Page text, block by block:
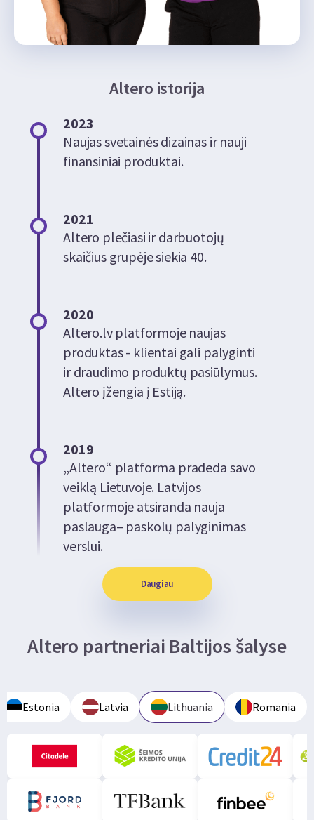
Altero istorija
2023
Naujas svetainės dizainas ir nauji
finansiniai produktai.
2021
Altero plečiasi ir darbuotojų
skaičius grupėje siekia 40.
2020
Altero.lv platformoje naujas
produktas - klientai gali palyginti
ir draudimo produktų pasiūlymus.
Altero įžengia į Estiją.
2019
„Altero“ platforma pradeda savo
veiklą Lietuvoje. Latvijos
platformoje atsiranda nauja
paslauga– paskolų palyginimas
verslui.
Daugiau
Altero partneriai Baltijos šalyse
Estonia Latvia Lithuania Romania